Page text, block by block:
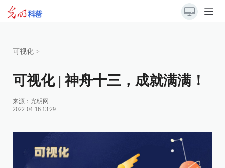
可视化 >
可视化 | 神舟十三，成就满满！
来源： 光明网
2022-04-16 13:29